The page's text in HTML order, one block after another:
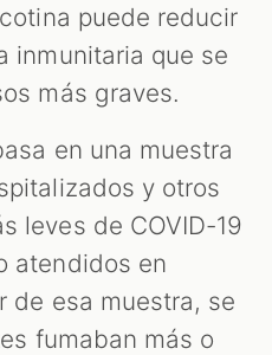
puede reducir
inmunitaria que se
más graves.
en una muestra
y otros
leves de COVID-19
atendidos en
de esa muestra, se
fumaban más o